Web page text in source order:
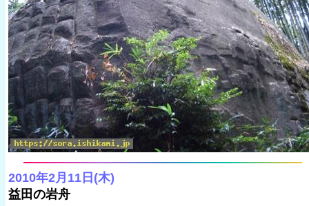
2010年2月11日(木)
益田の岩舟